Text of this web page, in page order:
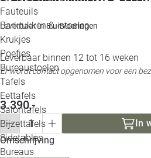
Fauteuils
Barkrukken & -stoelen
Krukjes
Poefjes
Bureaustoelen
Tafels
Eettafels
Salontafels
Bijzettafels
Sidetables
Bureaus
Leverbaar in8 uitvoeringen
Leverbaar binnen 12 tot 16 weken
Er wordt contact opgenomen voor een
3.390,-
In
Omschrijving